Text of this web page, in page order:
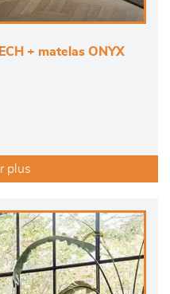
+ matelas ONYX
plus